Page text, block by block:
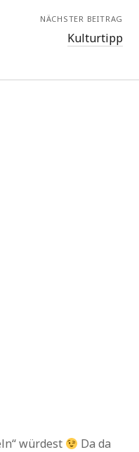
NÄCHSTER BEITRAG
Kulturtipp
würdest
Da da